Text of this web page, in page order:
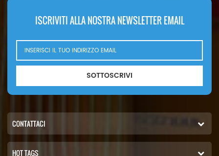
ISCRIVITI ALLA NOSTRA NEWSLETTER EMAIL
SOTTOSCRIVI
CONTATTACI
HOT TAGS